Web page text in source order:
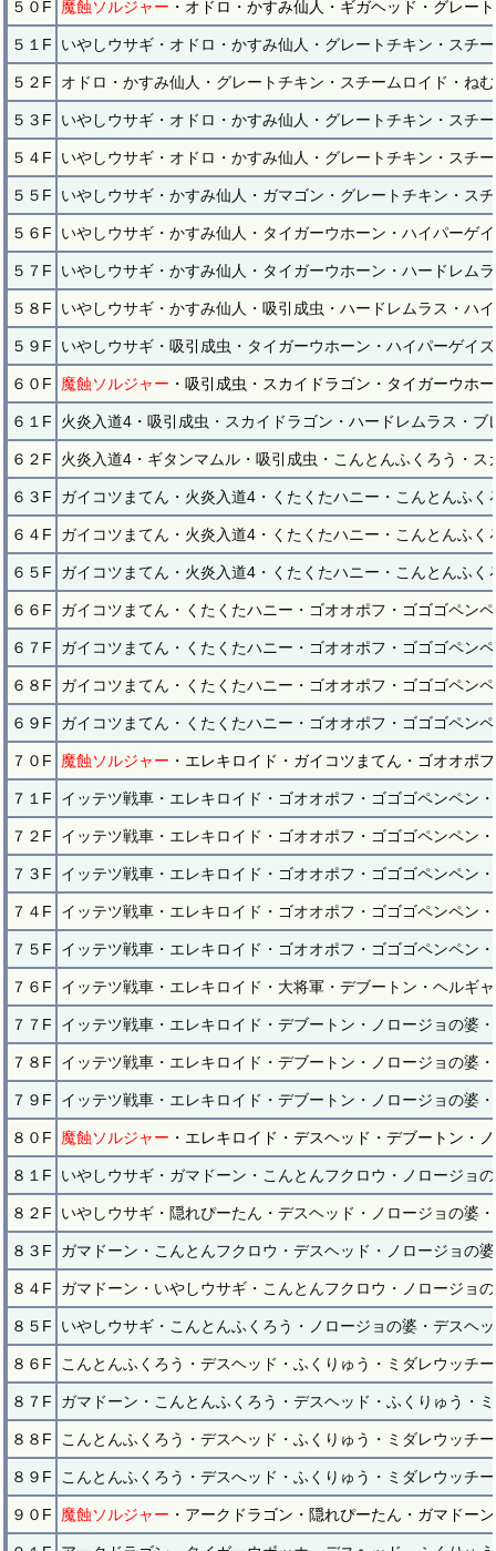
５０F 魔蝕ソルジャー ・オドロ・かすみ仙人・ギガヘッド・グレー
５１F いやしウサギ・オドロ・かすみ仙人・グレートチキン・スチ
５２F オドロ・かすみ仙人・グレートチキン・スチームロイド・ね
５３F いやしウサギ・オドロ・かすみ仙人・グレートチキン・スチ
５４F いやしウサギ・オドロ・かすみ仙人・グレートチキン・スチ
５５F いやしウサギ・かすみ仙人・ガマゴン・グレートチキン・ス
５６F いやしウサギ・かすみ仙人・タイガーウホーン・ハイパーゲ
５７F いやしウサギ・かすみ仙人・タイガーウホーン・ハードレム
５８F いやしウサギ・かすみ仙人・吸引成虫・ハードレムラス・ハ
５９F いやしウサギ・吸引成虫・タイガーウホーン・ハイパーゲイ
６０F 魔蝕ソルジャー ・吸引成虫・スカイドラゴン・タイガーウホ
６１F 火炎入道4・吸引成虫・スカイドラゴン・ハードレムラス・ブ
６２F 火炎入道4・ギタンマムル・吸引成虫・こんとんふくろう・
６３F ガイコツまてん・火炎入道4・くたくたハニー・こんとんふ
６４F ガイコツまてん・火炎入道4・くたくたハニー・こんとんふ
６５F ガイコツまてん・火炎入道4・くたくたハニー・こんとんふ
６６F ガイコツまてん・くたくたハニー・ゴオオポフ・ゴゴゴペン
６７F ガイコツまてん・くたくたハニー・ゴオオポフ・ゴゴゴペン
６８F ガイコツまてん・くたくたハニー・ゴオオポフ・ゴゴゴペン
６９F ガイコツまてん・くたくたハニー・ゴオオポフ・ゴゴゴペン
７０F 魔蝕ソルジャー ・エレキロイド・ガイコツまてん・ゴオオポ
７１F イッテツ戦車・エレキロイド・ゴオオポフ・ゴゴゴペンペン
７２F イッテツ戦車・エレキロイド・ゴオオポフ・ゴゴゴペンペン
７３F イッテツ戦車・エレキロイド・ゴオオポフ・ゴゴゴペンペン
７４F イッテツ戦車・エレキロイド・ゴオオポフ・ゴゴゴペンペン
７５F イッテツ戦車・エレキロイド・ゴオオポフ・ゴゴゴペンペン
７６F イッテツ戦車・エレキロイド・大将軍・デブートン・ヘルギ
７７F イッテツ戦車・エレキロイド・デブートン・ノロージョの婆
７８F イッテツ戦車・エレキロイド・デブートン・ノロージョの婆
７９F イッテツ戦車・エレキロイド・デブートン・ノロージョの婆
８０F 魔蝕ソルジャー ・エレキロイド・デスヘッド・デブートン・
８１F いやしウサギ・ガマドーン・こんとんフクロウ・ノロージョ
８２F いやしウサギ・隠れぴーたん・デスヘッド・ノロージョの婆
８３F ガマドーン・こんとんフクロウ・デスヘッド・ノロージョの
８４F ガマドーン・いやしウサギ・こんとんフクロウ・ノロージョ
８５F いやしウサギ・こんとんふくろう・ノロージョの婆・デスヘ
８６F こんとんふくろう・デスヘッド・ふくりゅう・ミダレウッチ
８７F ガマドーン・こんとんふくろう・デスヘッド・ふくりゅう・
８８F こんとんふくろう・デスヘッド・ふくりゅう・ミダレウッチ
８９F こんとんふくろう・デスへッド・ふくりゅう・ミダレウッチ
９０F 魔蝕ソルジャー ・アークドラゴン・隠れぴーたん・ガマドー